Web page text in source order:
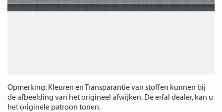
Opmerking: Kleuren en Transparantie van stoffen kunnen bij
de afbeelding van het origineel afwijken. De erfal dealer, kan u
het originele patroon tonen.